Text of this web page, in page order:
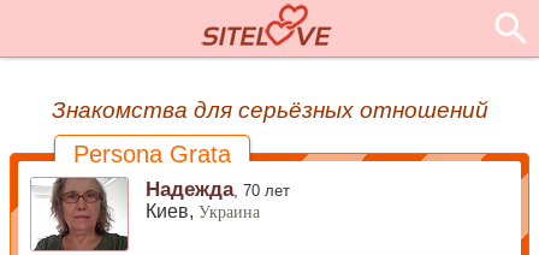
Знакомства для серьёзных отношений
Persona Grata
Надежда,70 лет
Киев,Украина